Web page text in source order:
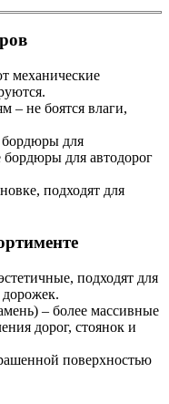
механические
– не боятся влаги,
бордюры для
бордюры для автодорог
подходят для
подходят для
– более массивные
дорог, стоянок и
поверхностью